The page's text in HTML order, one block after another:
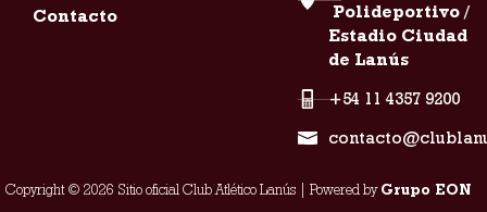
Contacto
Polideportivo /
Estadio Ciudad
de Lanús
+54 11 4357 9200
Copyright © 2026 Sitio oficial Club Atlético Lanús | Powered byGrupo EON